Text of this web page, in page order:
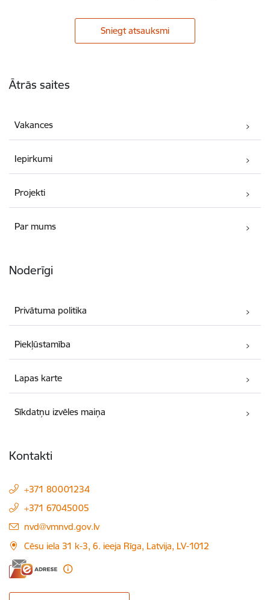
Sniegt atsauksmi
Ātrās saites
Vakances
Iepirkumi
Projekti
Par mums
Noderīgi
Privātuma politika
Piekļūstamība
Lapas karte
Sīkdatņu izvēles maiņa
Kontakti
+371 80001234
+371 67045005
E-pasts:
nvd@vmnvd.gov.lv
Cēsu iela 31 k-3, 6. ieeja Rīga, Latvija, LV-1012